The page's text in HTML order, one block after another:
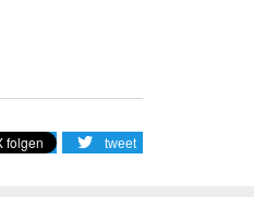
tweet